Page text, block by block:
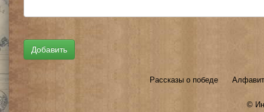
Рассказы о победе
©